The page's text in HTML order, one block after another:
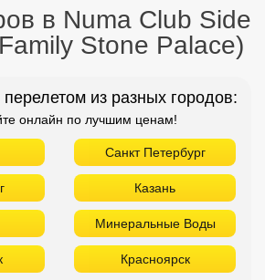
в Numa Club Side
Stone Palace)
из разных городов:
онлайн по лучшим ценам!
Санкт Петербург
Казань
Минеральные Воды
Красноярск